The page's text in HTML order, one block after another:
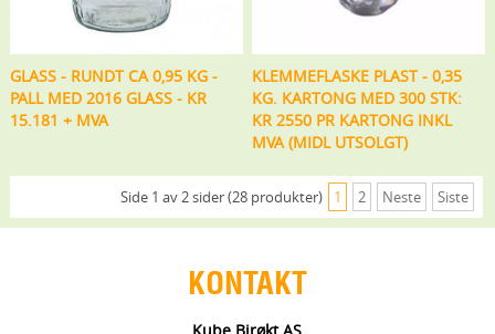
GLASS - RUNDT CA 0,95 KG -
PALL MED 2016 GLASS - KR
15.181 + MVA
KLEMMEFLASKE PLAST - 0,35
KG. KARTONG MED 300 STK:
KR 2550 PR KARTONG INKL
MVA (MIDL UTSOLGT)
Side 1 av 2 sider (28 produkter) 1 2 Neste Siste
KONTAKT